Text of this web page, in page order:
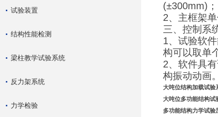
试验装置
结构性能检测
梁柱教学试验系统
反力架系统
力学检验
(±300mm)
2、主框架
三、控制系
1、试验软
构可以取单
2、软件具
构振动动画
大吨位结构加载试验
大吨位多功能结构试
多功能结构力学试验